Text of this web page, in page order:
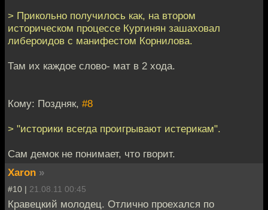
> Прикольно получилось как, на втором
историческом процессе Кургинян зашаховал
либероидов с манифестом Корнилова.
Там их каждое слово- мат в 2 хода.
Кому: Поздняк, #8
> "историки всегда проигрывают истерикам".
Сам демок не понимает, что гворит.
Xaron »
#10 | 21.08.11 00:45
Кравецкий молодец. Отлично проехался по